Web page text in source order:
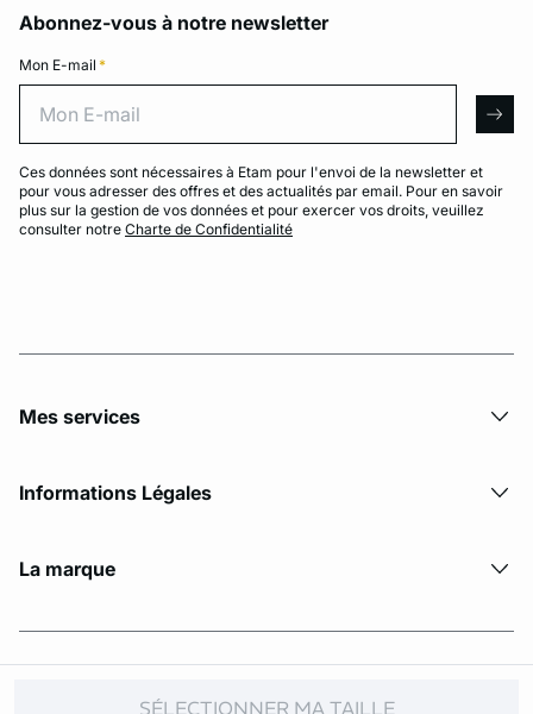
SÉLECTIONNER MA TAILLE
Abonnez-vous à notre newsletter
Mon E-mail *
Ces données sont nécessaires à Etam pour l'envoi de la newsletter et
pour vous adresser des offres et des actualités par email. Pour en savoir
plus sur la gestion de vos données et pour exercer vos droits, veuillez
consulter notre Charte de Confidentialité
Mes services
Informations Légales
La marque